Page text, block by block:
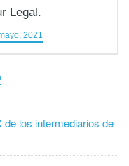
Legal.
2021
de los intermediarios de